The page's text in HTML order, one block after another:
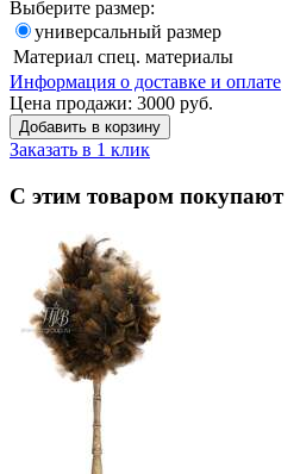
Выберите размер:
универсальный размер
Материал спец. материалы
Информация о доставке и оплате
Цена продажи: 3000 руб.
Добавить в корзину
Заказать в 1 клик
С этим товаром покупают